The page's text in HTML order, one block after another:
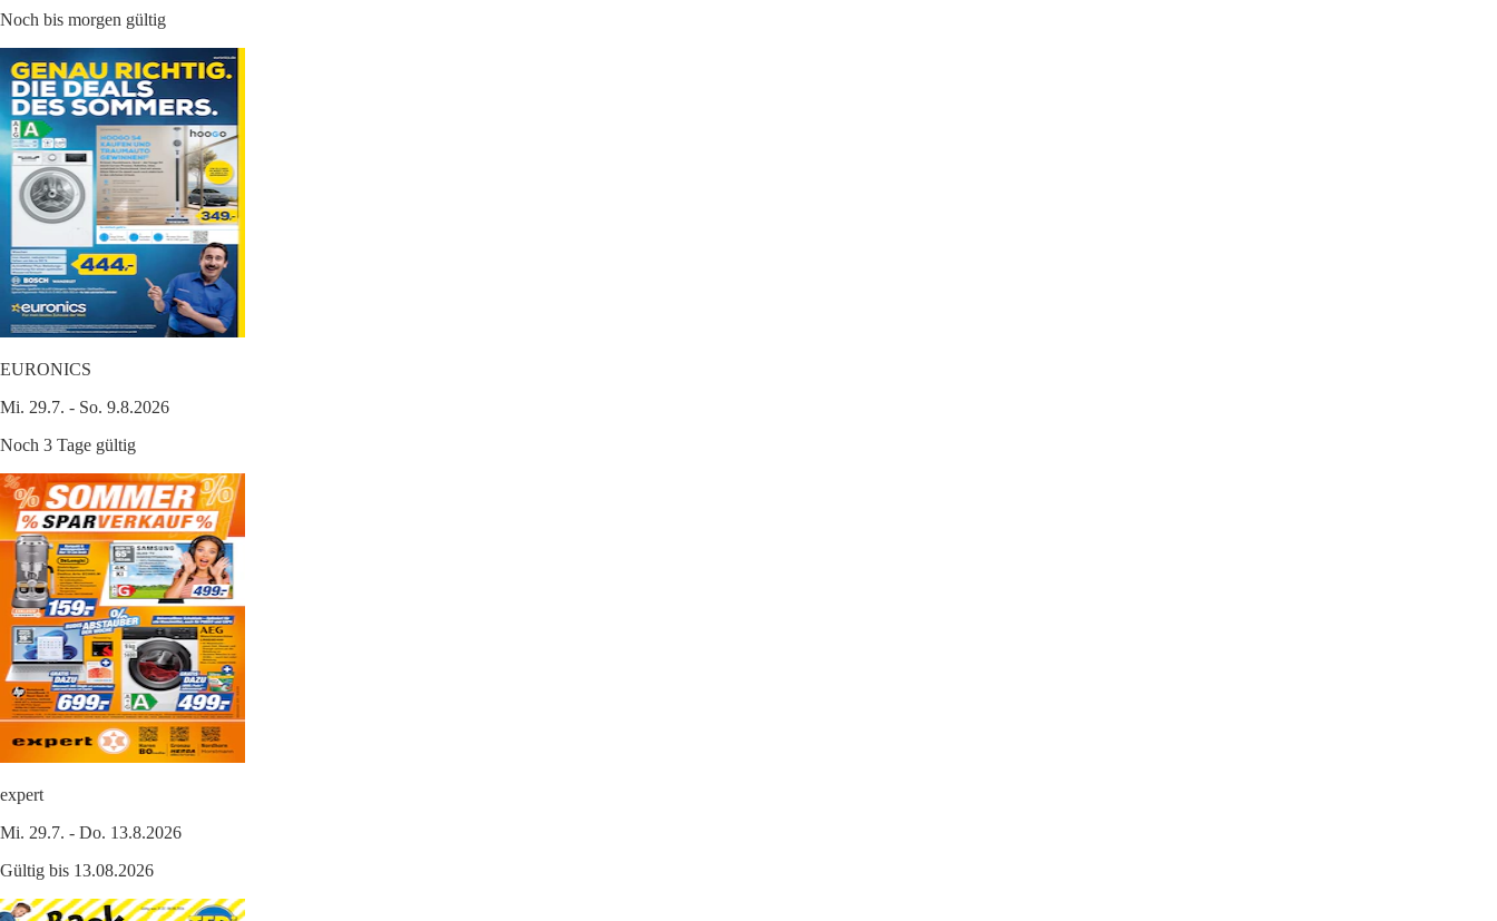
Noch bis morgen gültig
EURONICS
Mi. 29.7. - So. 9.8.2026
Noch 3 Tage gültig
expert
Mi. 29.7. - Do. 13.8.2026
Gültig bis 13.08.2026